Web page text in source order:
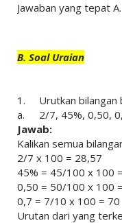
Jawaban yang tepat A.
B. Soal Uraian
1.
Urutkan
a.
2/7, 45%, 0,50,
Jawab:
Kalikan semua
2/7 x 100 = 28,57
45% = 45/100 x 100
0,50 = 50/100 x 100
0,7 = 7/10 x 100 = 70
Urutan dari yang